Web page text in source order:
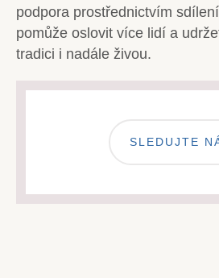
podpora prostřednictvím
pomůže oslovit více lidí a
tradici i nadále živou.
SLEDUJTE